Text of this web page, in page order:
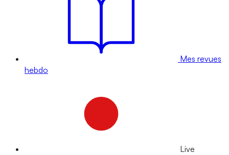
Mes revues
hebdo
Live